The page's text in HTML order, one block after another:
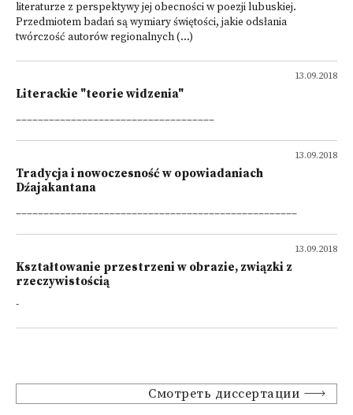
literaturze z perspektywy jej obecności w poezji lubuskiej.
Przedmiotem badań są wymiary świętości, jakie odsłania
twórczość autorów regionalnych (...)
13.09.2018
Literackie "teorie widzenia"
____________________________________
13.09.2018
Tradycja i nowoczesność w opowiadaniach
Dźajakantana
___________________________________________________
13.09.2018
Kształtowanie przestrzeni w obrazie, związki z
rzeczywistością
-
Смотреть диссертации